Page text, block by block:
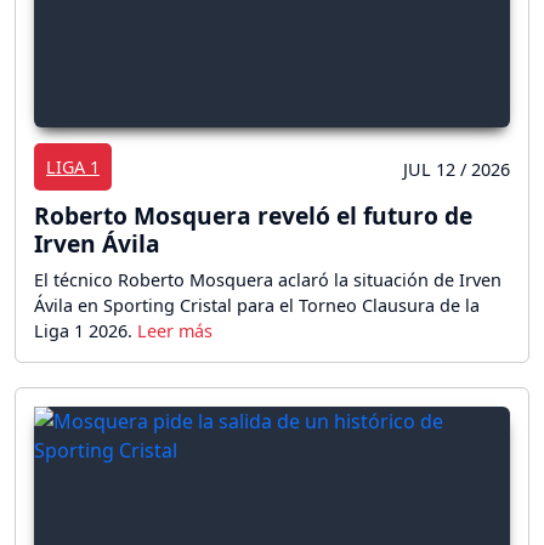
LIGA 1 JUL 12 / 2026
Roberto Mosquera reveló el futuro de
Irven Ávila
El técnico Roberto Mosquera aclaró la situación de Irven
Ávila en Sporting Cristal para el Torneo Clausura de la
Liga 1 2026.